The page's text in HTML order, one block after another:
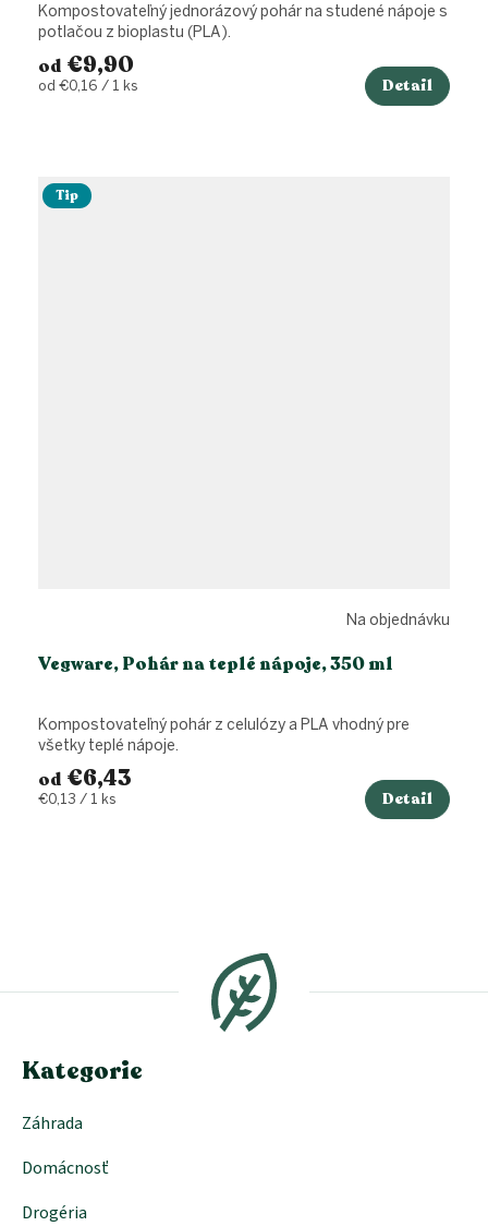
od €9,90
Jednotková
od €0,16 / 1 ks Detail
Kompostovateľný jednorázový pohár na studené nápoje s
potlačou z bioplastu (PLA).
Tip
Vegware, Pohár na teplé nápoje, 350 ml
Na objednávku
od €6,43
Jednotková
€0,13 / 1 ks Detail
Kompostovateľný pohár z celulózy a PLA vhodný pre
všetky teplé nápoje.
ä
Kategorie
Záhrada
Domácnosť
Drogéria